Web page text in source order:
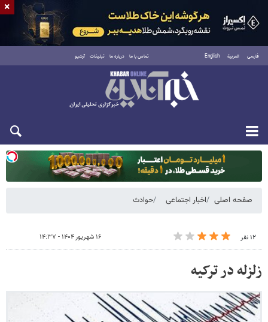
فارسی العربية English تماس با ما درباره ما تبلیغات آرشیو
یکشنبه ۱۸ مرداد ۱۴۰۵
صفحه اصلی اخبار اجتماعی حوادث
۱۲ نفر ۱۶ شهریور ۱۴۰۴ - ۱۴:۳۷
زلزله در ترکیه
×